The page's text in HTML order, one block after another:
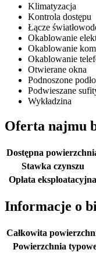
Klimatyzacja
Kontrola dostępu
Łącze
Okablowanie
Okablowanie
Okablowanie
Otwierane okna
Podnoszone
Podwieszane
Wykładzina
Oferta najmu
Dostępna
Stawka czynszu
Opłata eksploatacyjna
Informacje o
Całkowita
Powierzchnia